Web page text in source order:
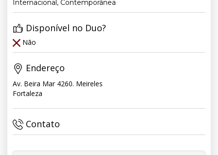
Internacional, Contemporânea
Disponível no Duo?
Não
Endereço
Av. Beira Mar 4260. Meireles
Fortaleza
Contato